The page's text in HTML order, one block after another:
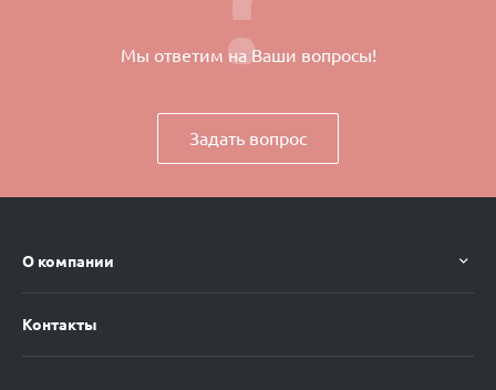
Мы ответим на Ваши вопросы!
Задать вопрос
О компании
Контакты